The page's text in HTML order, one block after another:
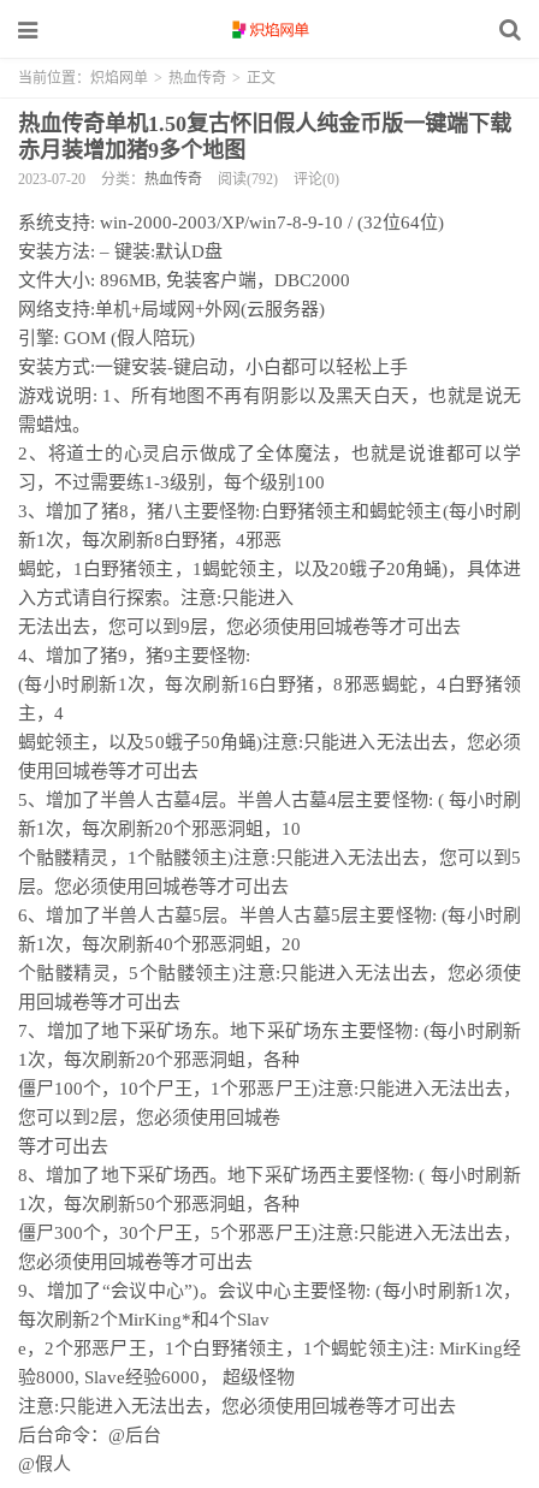
当前位置： 炽焰网单 > 热血传奇 > 正文
热血传奇单机1.50复古怀旧假人纯金币版一键端下载
赤月装增加猪9多个地图
2023-07-20 分类： 热血传奇 阅读(792) 评论(0)
系统支持: win-2000-2003/XP/win7-8-9-10 / (32位64位)
安装方法: – 键装:默认D盘
文件大小: 896MB, 免装客户端，DBC2000
网络支持:单机+局域网+外网(云服务器)
引擎: GOM (假人陪玩)
安装方式:一键安装-键启动，小白都可以轻松上手
游戏说明: 1、所有地图不再有阴影以及黑天白天，也就是说无
需蜡烛。
2、将道士的心灵启示做成了全体魔法，也就是说谁都可以学
习，不过需要练1-3级别，每个级别100
3、增加了猪8，猪八主要怪物:白野猪领主和蝎蛇领主(每小时刷
新1次，每次刷新8白野猪，4邪恶
蝎蛇，1白野猪领主，1蝎蛇领主，以及20蛾子20角蝇)，具体进
入方式请自行探索。注意:只能进入
无法出去，您可以到9层，您必须使用回城卷等才可出去
4、增加了猪9，猪9主要怪物:
(每小时刷新1次，每次刷新16白野猪，8邪恶蝎蛇，4白野猪领
主，4
蝎蛇领主，以及50蛾子50角蝇)注意:只能进入无法出去，您必须
使用回城卷等才可出去
5、增加了半兽人古墓4层。半兽人古墓4层主要怪物: ( 每小时刷
新1次，每次刷新20个邪恶洞蛆，10
个骷髅精灵，1个骷髅领主)注意:只能进入无法出去，您可以到5
层。您必须使用回城卷等才可出去
6、增加了半兽人古墓5层。半兽人古墓5层主要怪物: (每小时刷
新1次，每次刷新40个邪恶洞蛆，20
个骷髅精灵，5个骷髅领主)注意:只能进入无法出去，您必须使
用回城卷等才可出去
7、增加了地下采矿场东。地下采矿场东主要怪物: (每小时刷新
1次，每次刷新20个邪恶洞蛆，各种
僵尸100个，10个尸王，1个邪恶尸王)注意:只能进入无法出去，
您可以到2层，您必须使用回城卷
等才可出去
8、增加了地下采矿场西。地下采矿场西主要怪物: ( 每小时刷新
1次，每次刷新50个邪恶洞蛆，各种
僵尸300个，30个尸王，5个邪恶尸王)注意:只能进入无法出去，
您必须使用回城卷等才可出去
9、增加了“会议中心”)。会议中心主要怪物: (每小时刷新1次，
每次刷新2个MirKing*和4个Slav
e，2个邪恶尸王，1个白野猪领主，1个蝎蛇领主)注: MirKing经
验8000, Slave经验6000， 超级怪物
注意:只能进入无法出去，您必须使用回城卷等才可出去
后台命令：@后台
@假人